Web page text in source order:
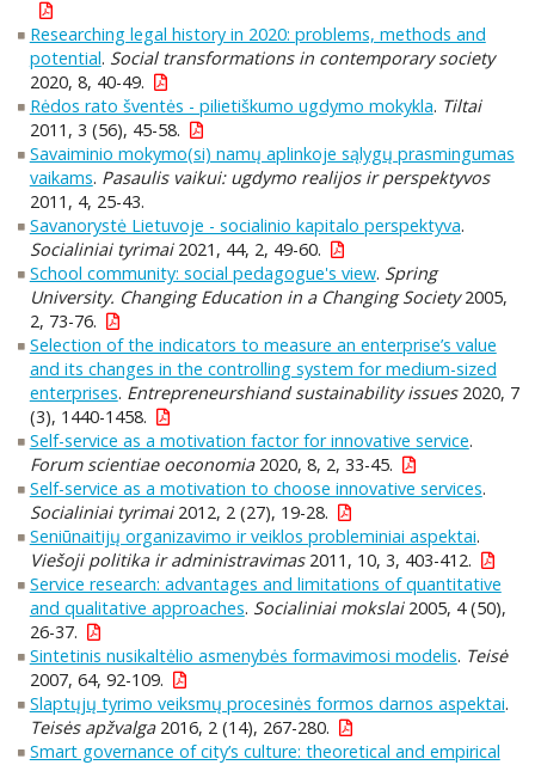
Researching legal history in 2020: problems, methods and
potential. Social transformations in contemporary society
2020, 8, 40-49.
Rėdos rato šventės - pilietiškumo ugdymo mokykla. Tiltai
2011, 3 (56), 45-58.
Savaiminio mokymo(si) namų aplinkoje sąlygų prasmingumas
vaikams. Pasaulis vaikui: ugdymo realijos ir perspektyvos
2011, 4, 25-43.
Savanorystė Lietuvoje - socialinio kapitalo perspektyva.
Socialiniai tyrimai2021, 44, 2, 49-60.
School community: social pedagogue's view. Spring
University. Changing Education in a Changing Society2005,
2, 73-76.
Selection of the indicators to measure an enterprise’s value
and its changes in the controlling system for medium-sized
enterprises. Entrepreneurshiand sustainability issues2020, 7
(3), 1440-1458.
Self-service as a motivation factor for innovative service.
Forum scientiae oeconomia2020, 8, 2, 33-45.
Self-service as a motivation to choose innovative services.
Socialiniai tyrimai2012, 2 (27), 19-28.
Seniūnaitijų organizavimo ir veiklos probleminiai aspektai.
Viešoji politika ir administravimas2011, 10, 3, 403-412.
Service research: advantages and limitations of quantitative
and qualitative approaches. Socialiniai mokslai2005, 4 (50),
26-37.
Sintetinis nusikaltėlio asmenybės formavimosi modelis. Teisė
2007, 64, 92-109.
Slaptųjų tyrimo veiksmų procesinės formos darnos aspektai.
Teisės apžvalga2016, 2 (14), 267-280.
Smart governance of city’s culture: theoretical and empirical